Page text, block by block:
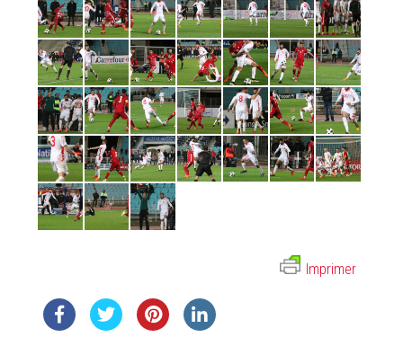
Imprimer